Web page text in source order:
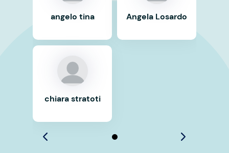
angelo tina
chiara stratoti
Angela Losardo